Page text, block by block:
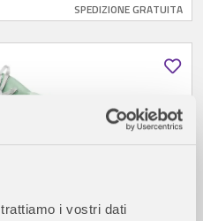
trattiamo i vostri dati
SPEDIZIONE GRATUITA